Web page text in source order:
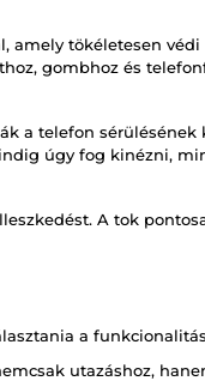
amely tökéletesen
gombhoz és
a telefon
úgy fog kinézni,
A tok
a
utazáshoz,